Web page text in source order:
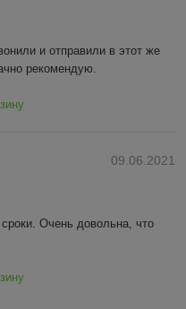
и отправили в этот же
рекомендую.
09.06.2021
Очень довольна, что